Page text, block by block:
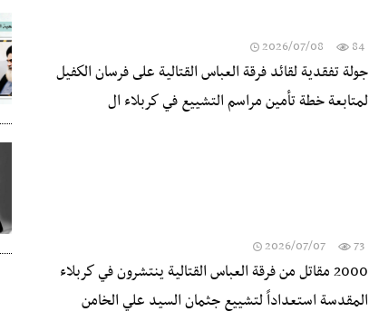
2026/07/08 84
جولة تفقدية لقائد فرقة العباس القتالية على فرسان الكفيل
لمتابعة خطة تأمين مراسم التشييع في كربلاء ال
2026/07/07 73
2000 مقاتل من فرقة العباس القتالية ينتشرون في كربلاء
المقدسة استعداداً لتشييع جثمان السيد علي الخامن